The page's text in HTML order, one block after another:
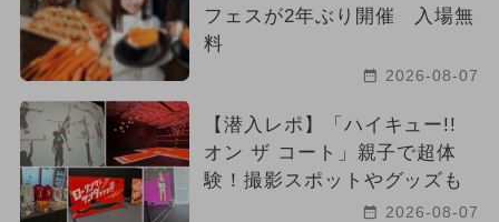
フェスが2年ぶり開催 入場無
料
2026-08-07
【潜入レポ】「ハイキュー!!
オン ザ コート」親子で超体
験！撮影スポットやグッズも
2026-08-07